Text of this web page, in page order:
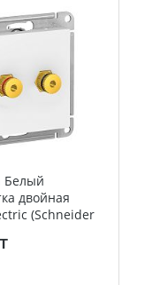
Белый
двойная
(Schneider